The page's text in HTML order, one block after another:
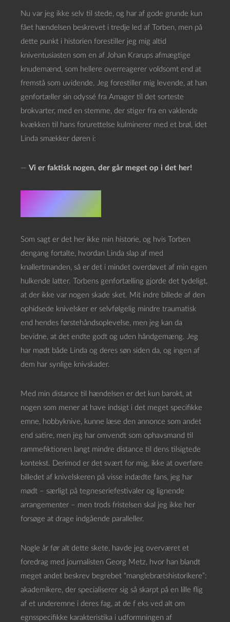
Nu var jeg ikke selv til stede, og har af gode grunde kun
fået hændelsen beskrevet i tredje led af Torben, men på
dette punkt i historien forestiller jeg mig altid
kniventusiasten som en af Johan Krarups afmægtige
knudemænd, som hellere overreagerer voldsomt end at
fremstå som uvidende. Jeg forestiller mig levende, at han
genfortæller sin odyssé fra Amager til det sorteste
brokvarter, med en stemme, der stiger fra en vaklende
kvækken til hans forurettelse kulminerer med et brøl, idet
Linda smækker døren i:
— Vi er faktisk nogen, der går meget op i det her!
Hva fan?!
Som sagt er det her ikke min historie, og hvis Torben
dengang fortalte, hvordan Linda slap af med
knallertmanden, så er det i mindet overdøvet af min egen
hulkende latter. Torbens genfortælling gjorde det tydeligt,
at der ikke var nogen skade sket. Mit indre billede af den
ophidsede knivelsker er selvfølgelig mindre traumatisk
end hendes førstehåndsoplevelse, men jeg kan da
bevidne, at det endte godt og uden håndgemæng. Jeg
har mødt både Linda og deres søn siden da, og ingen af
dem har synlige knivskader.
Med min distance til hændelsen er det kun barokt, at
nogen som mener at have indsigt i det meget specifikke
emne, hobbyknive, kunne læse den annonce som andet
end satire, men jeg har omvendt som ophavsmand til
rammefiktionen langt mindre distance til dens tilsigtede
kontekst. Derimod er det svært for mig, ikke at overføre
billedet af knivelskeren på visse indædte fans, jeg har
mødt – særligt på tegneseriefestivaler og lignende
arrangementer – men trods fristelsen skal jeg ikke her
forsøge at drage indgående paralleller.
Nogle år før alt dette skete, havde jeg overværet et
foredrag med journalisten Georg Metz, hvor han blandt
meget andet beskrev begrebet “manglebrætshistorikere”:
akademikere, der specialiserer sig så skarpt på en lille flig
af et underemne i deres fag, at de f eks ved alt om
egnsspecifikke karakteristika i udformningen af